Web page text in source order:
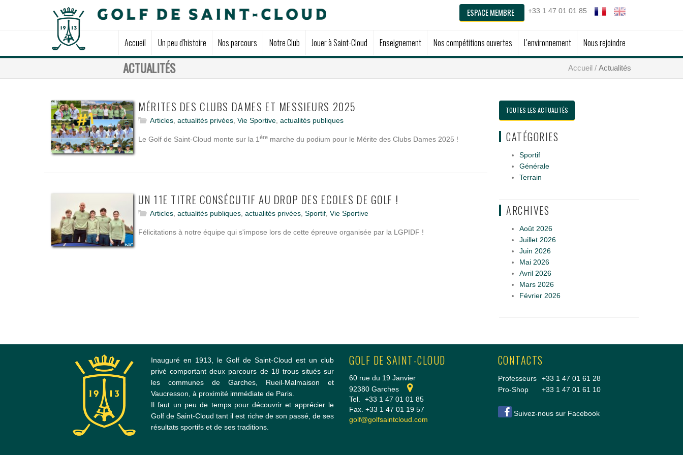
+33 1 47 01 01 85
ESPACE MEMBRE
Accueil Un peu d'histoire Nos parcours Notre Club Jouer à Saint-Cloud Enseignement Nos compétitions ouvertes L'environnement Nous rejoindre
ACTUALITÉS Accueil Actualités
MÉRITES DES CLUBS DAMES ET MESSIEURS 2025
Articles ,actualités privées ,Vie Sportive ,actualités publiques
Le Golf de Saint-Cloud monte sur la 1ère marche du podium pour le Mérite des Clubs Dames 2025 !
UN 11E TITRE CONSÉCUTIF AU DROP DES ECOLES DE GOLF !
Articles ,actualités publiques ,actualités privées ,Sportif ,Vie Sportive
Félicitations à notre équipe qui s'impose lors de cette épreuve organisée par la LGPIDF !
TOUTES LES ACTUALITÉS
CATÉGORIES
Sportif
Générale
Terrain
ARCHIVES
Août 2026
Juillet 2026
Juin 2026
Mai 2026
Avril 2026
Mars 2026
Février 2026
Inauguré en 1913, le Golf de Saint-Cloud est un club
privé comportant deux parcours de 18 trous situés sur
les communes de Garches, Rueil-Malmaison et
Vaucresson, à proximité immédiate de Paris.
Il faut un peu de temps pour découvrir et apprécier le
Golf de Saint-Cloud tant il est riche de son passé, de ses
résultats sportifs et de ses traditions.
GOLF DE SAINT-CLOUD
60 rue du 19 Janvier
92380 Garches
Tel.
+33 1 47 01 01 85
Fax. +33 1 47 01 19 57
golf@golfsaintcloud.com
CONTACTS
Professeurs
+33 1 47 01 61 28
Pro-Shop
+33 1 47 01 61 10
Suivez-nous sur Facebook